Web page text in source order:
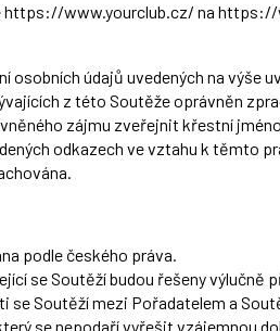
https://www.yourclub.cz/ na https://
osobních údajů uvedených na výše
z této Soutěže oprávněn
zájmu zveřejnit křestní
odkazech ve vztahu k těmto
podle českého práva.
se Soutěží budou řešeny výlučně
se Soutěží mezi Pořadatelem a
senepodařívyřešit vzájemnou